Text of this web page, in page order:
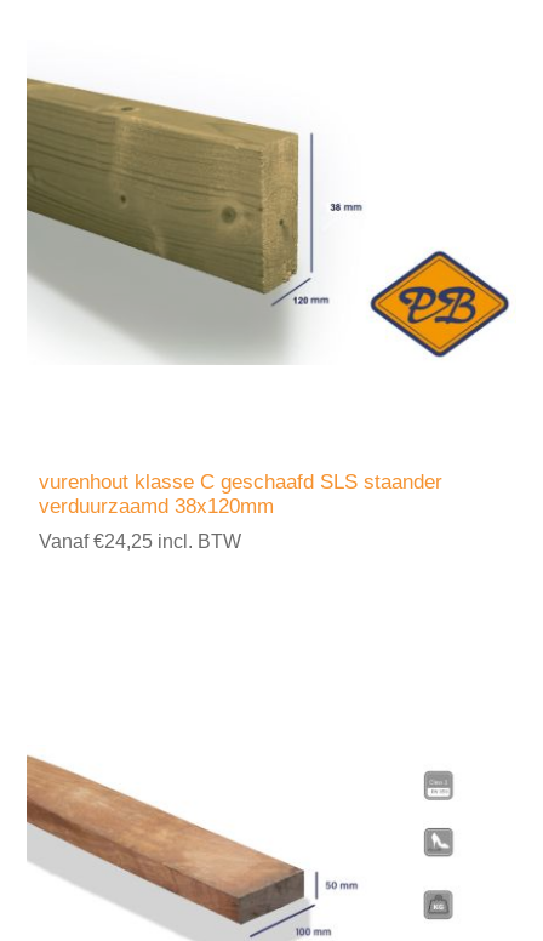
vurenhout klasse C geschaafd SLS staander
verduurzaamd 38x120mm
Vanaf €24,25 incl. BTW